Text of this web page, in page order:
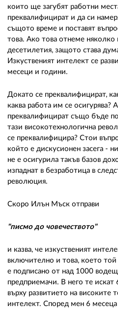
които ще загубят работни
преквалифицират и да си
същото време и поставят
това. Ако това отнеме няколко
десетилетия, защото става
Изкуственият интелект се
месеци и години.
Докато се преквалифицират,
каква работа им се осигурява?
преквалифицират също бъде
тази високотехнологична
се преквалифицира? Стои
който е дискусионен засега -
не е осигурила такъв базов
изпаднат в безработица в
революция.
Скоро Илън Мъск отправи
"писмо до човечеството"
и казва, че изкуственият
включително и това, което той
е подписано от над 1000
предприемачи. В него те
върху развитието на високите
интелект. Според мен 6